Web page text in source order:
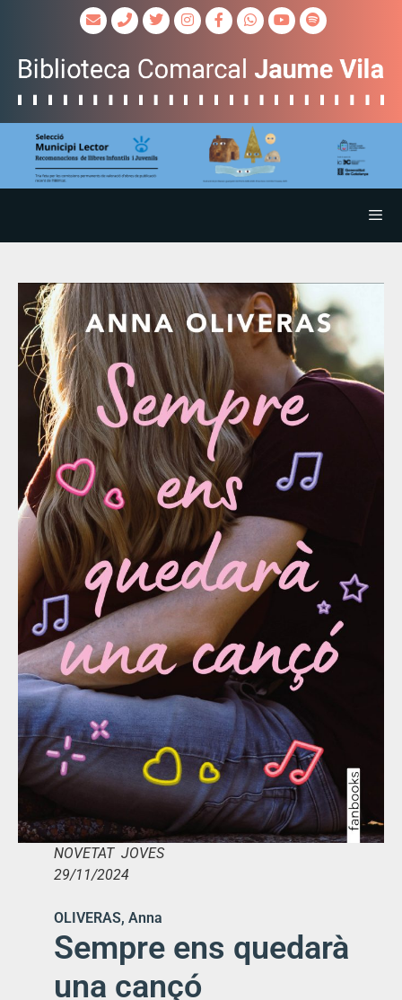
NOVETAT JOVES
29/11/2024
OLIVERAS, Anna
Sempre ens quedarà
una cançó